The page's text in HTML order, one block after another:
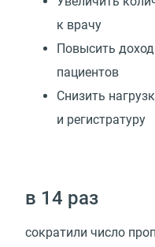
к врачу
Повысить
пациентов
Снизить
и регистратуру
в 14 раз
сократили число